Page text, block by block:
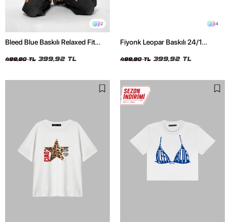
2
Bleed Blue Baskılı Relaxed Fit
499,90 TL 399,92 TL
4
Fiyonk Leopar Baskılı 24/1
Tshirt
499,90 TL 399,92 TL